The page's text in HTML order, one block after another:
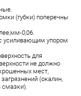
(губки) поперечны
0,06.
усиливающим упором
для
не должно
мест,
(окалин,
смазки).